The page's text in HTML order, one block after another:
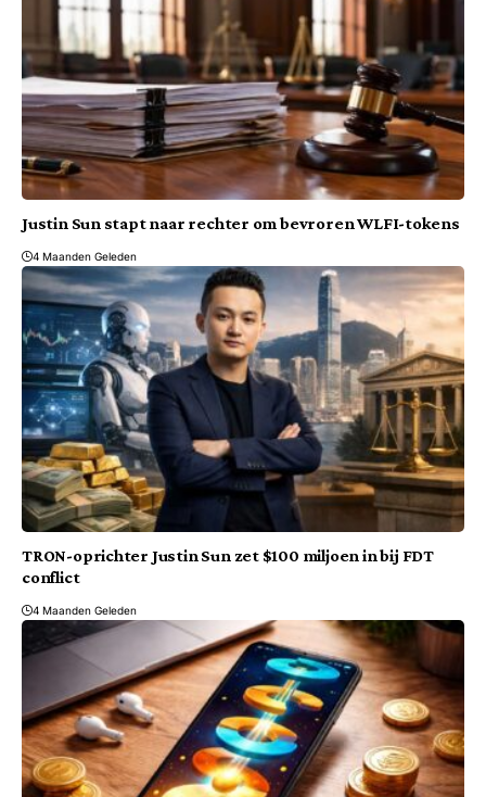
Justin Sun stapt naar rechter om bevroren WLFI-tokens
4 Maanden Geleden
TRON-oprichter Justin Sun zet $100 miljoen in bij FDT
conflict
4 Maanden Geleden